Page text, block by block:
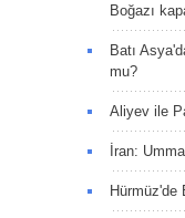
Boğazı
Batı
mu?
Aliyev ile
İran:
Hürmüz'de